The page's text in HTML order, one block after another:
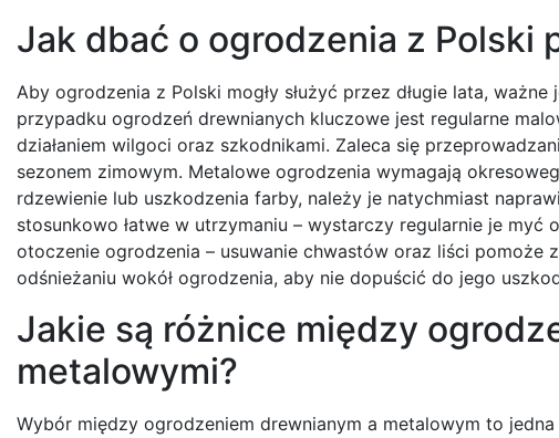
Jak dbać o ogrodzenia z Polski
Aby ogrodzenia z Polski mogły służyć przez długie lata,
przypadku ogrodzeń drewnianych kluczowe jest regularne
działaniem wilgoci oraz szkodnikami. Zaleca się
sezonem zimowym. Metalowe ogrodzenia wymagają
rdzewienie lub uszkodzenia farby, należy je natychmiast
stosunkowo łatwe w utrzymaniu – wystarczy regularnie je
otoczenie ogrodzenia – usuwanie chwastów oraz liści pomoże
odśnieżaniu wokół ogrodzenia, aby nie dopuścić do jego
Jakie są różnice między
metalowymi?
Wybór między ogrodzeniem drewnianym a metalowym to